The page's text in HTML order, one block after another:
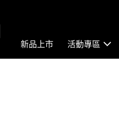
新品上市 活動專區